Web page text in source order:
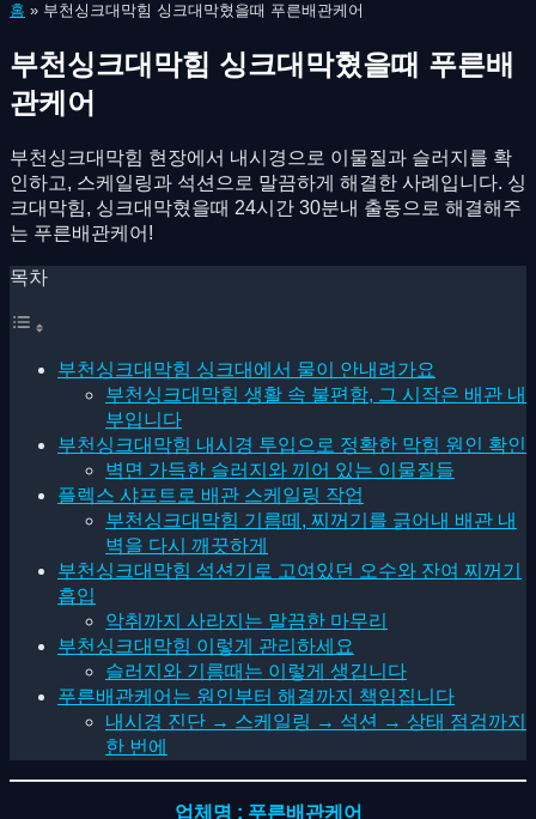
홈 » 부천싱크대막힘 싱크대막혔을때 푸른배관케어
부천싱크대막힘 싱크대막혔을때 푸른배
관케어
부천싱크대막힘 현장에서 내시경으로 이물질과 슬러지를 확
인하고, 스케일링과 석션으로 말끔하게 해결한 사례입니다. 싱
크대막힘, 싱크대막혔을때 24시간 30분내 출동으로 해결해주
는 푸른배관케어!
목차
부천싱크대막힘 싱크대에서 물이 안내려가요
부천싱크대막힘 생활 속 불편함, 그 시작은 배관 내
부입니다
부천싱크대막힘 내시경 투입으로 정확한 막힘 원인 확인
벽면 가득한 슬러지와 끼어 있는 이물질들
플렉스 샤프트로 배관 스케일링 작업
부천싱크대막힘 기름떼, 찌꺼기를 긁어내 배관 내
벽을 다시 깨끗하게
부천싱크대막힘 석션기로 고여있던 오수와 잔여 찌꺼기
흡입
악취까지 사라지는 말끔한 마무리
부천싱크대막힘 이렇게 관리하세요
슬러지와 기름때는 이렇게 생깁니다
푸른배관케어는 원인부터 해결까지 책임집니다
내시경 진단 → 스케일링 → 석션 → 상태 점검까지
한 번에
업체명 : 푸른배관케어